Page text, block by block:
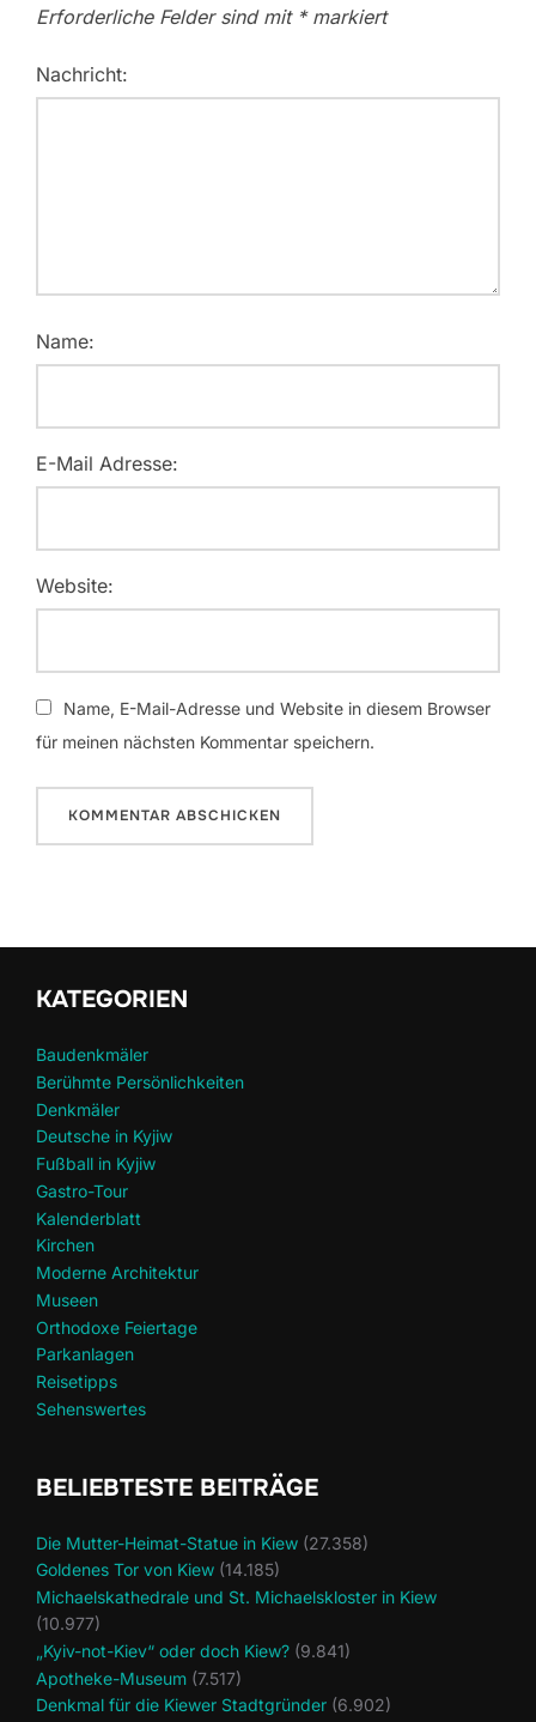
Erforderliche Felder sind mit *markiert
Nachricht:
Name:
E-Mail Adresse:
Website:
Name, E-Mail-Adresse und Website in diesem Browser
für meinen nächsten Kommentar speichern.
KATEGORIEN
Baudenkmäler
Berühmte Persönlichkeiten
Denkmäler
Deutsche in Kyjiw
Fußball in Kyjiw
Gastro-Tour
Kalenderblatt
Kirchen
Moderne Architektur
Museen
Orthodoxe Feiertage
Parkanlagen
Reisetipps
Sehenswertes
BELIEBTESTE BEITRÄGE
Die Mutter-Heimat-Statue in Kiew (27.358)
Goldenes Tor von Kiew (14.185)
Michaelskathedrale und St. Michaelskloster in Kiew
(10.977)
„Kyiv-not-Kiev“ oder doch Kiew? (9.841)
Apotheke-Museum (7.517)
Denkmal für die Kiewer Stadtgründer (6.902)